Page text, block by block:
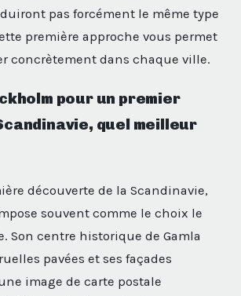
pas forcément le même type
première approche vous permet
concrètement dans chaque ville.
pour un premier
quel meilleur
découverte de la Scandinavie,
souvent comme le choix le
Son centre historique de Gamla
pavées et ses façades
image de carte postale